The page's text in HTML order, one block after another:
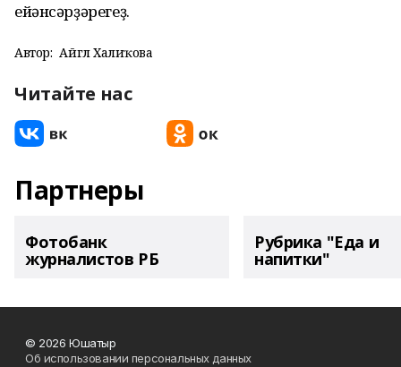
ейәнсәрҙәрегеҙ.
Автор: Айгөл Халиҡова
Читайте нас
Партнеры
Фотобанк
журналистов РБ
Рубрика "Еда и
напитки"
© 2026 Юшатыр
Об использовании персональных данных